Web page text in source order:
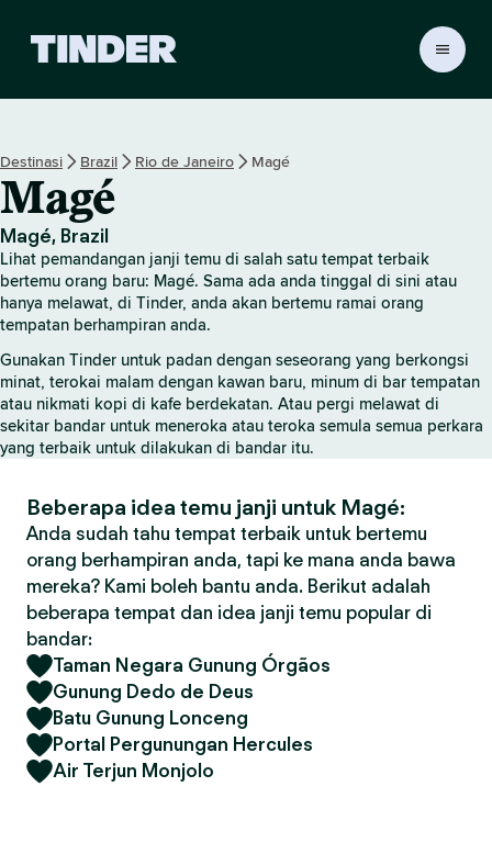
a
a
m
a
T
n
d
e
r
Destinasi Brazil Rio de Janeiro Magé
Magé
Magé, Brazil
Lihat pemandangan janji temu di salah satu tempat terbaik
bertemu orang baru: Magé. Sama ada anda tinggal di sini atau
hanya melawat, di Tinder, anda akan bertemu ramai orang
tempatan berhampiran anda.
Gunakan Tinder untuk padan dengan seseorang yang berkongsi
minat, terokai malam dengan kawan baru, minum di bar tempatan
atau nikmati kopi di kafe berdekatan. Atau pergi melawat di
sekitar bandar untuk meneroka atau teroka semula semua perkara
yang terbaik untuk dilakukan di bandar itu.
Beberapa idea temu janji untuk Magé:
Anda sudah tahu tempat terbaik untuk bertemu
orang berhampiran anda, tapi ke mana anda bawa
mereka? Kami boleh bantu anda. Berikut adalah
beberapa tempat dan idea janji temu popular di
bandar:
Taman Negara Gunung Órgãos
Gunung Dedo de Deus
Batu Gunung Lonceng
Portal Pergunungan Hercules
Air Terjun Monjolo